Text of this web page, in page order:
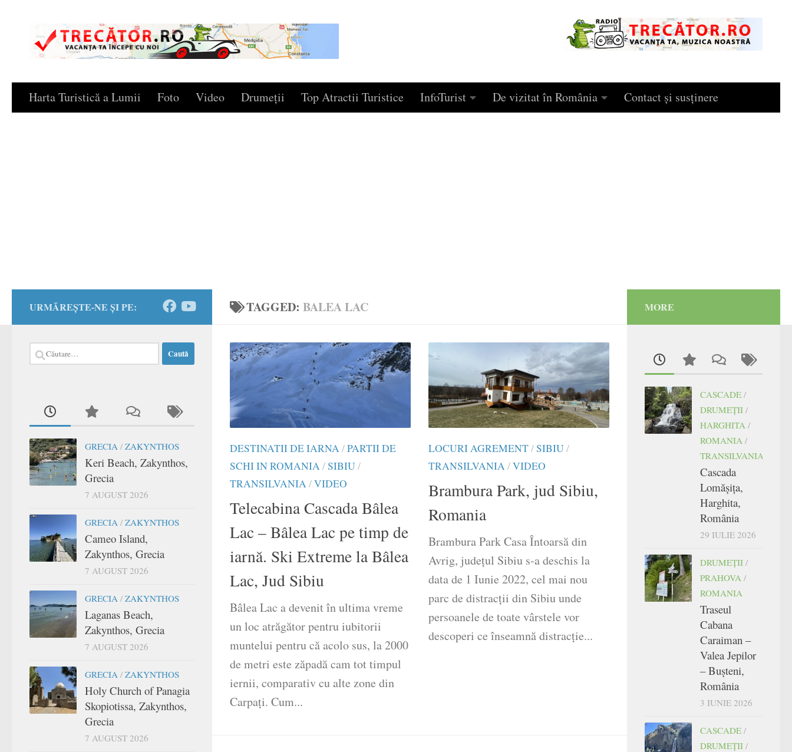
Skip to content
Harta Turistică a Lumii Foto Video Drumeţii Top Atractii Turistice InfoTurist De vizitat în România Contact și susținere
TAGGED: BALEA LAC
DESTINATII DE IARNA/PARTII DE
SCHI IN ROMANIA/SIBIU/
TRANSILVANIA/VIDEO
Telecabina Cascada Bâlea
Lac – Bâlea Lac pe timp de
iarnă. Ski Extreme la Bâlea
Lac, Jud Sibiu
Bâlea Lac a devenit în ultima vreme
un loc atrăgător pentru iubitorii
muntelui pentru că acolo sus, la 2000
de metri este zăpadă cam tot timpul
iernii, comparativ cu alte zone din
Carpați. Cum...
LOCURI AGREMENT/SIBIU/
TRANSILVANIA/VIDEO
Brambura Park, jud Sibiu,
Romania
Brambura Park Casa Întoarsă din
Avrig, județul Sibiu s-a deschis la
data de 1 Iunie 2022, cel mai nou
parc de distracții din Sibiu unde
persoanele de toate vârstele vor
descoperi ce înseamnă distracție...
URMĂREȘTE-NE ȘI PE:
Caută
după:
GRECIA / ZAKYNTHOS
Keri Beach, Zakynthos,
Grecia
7 AUGUST 2026
GRECIA / ZAKYNTHOS
Cameo Island,
Zakynthos, Grecia
7 AUGUST 2026
GRECIA / ZAKYNTHOS
Laganas Beach,
Zakynthos, Grecia
7 AUGUST 2026
GRECIA / ZAKYNTHOS
Holy Church of Panagia
Skopiotissa, Zakynthos,
Grecia
7 AUGUST 2026
MORE
CASCADE /
DRUMEŢII /
HARGHITA /
ROMANIA /
TRANSILVANIA
Cascada
Lomășița,
Harghita,
România
29 IULIE 2026
DRUMEŢII /
PRAHOVA /
ROMANIA
Traseul
Cabana
Caraiman –
Valea Jepilor
– Bușteni,
România
3 IUNIE 2026
CASCADE /
DRUMEŢII /